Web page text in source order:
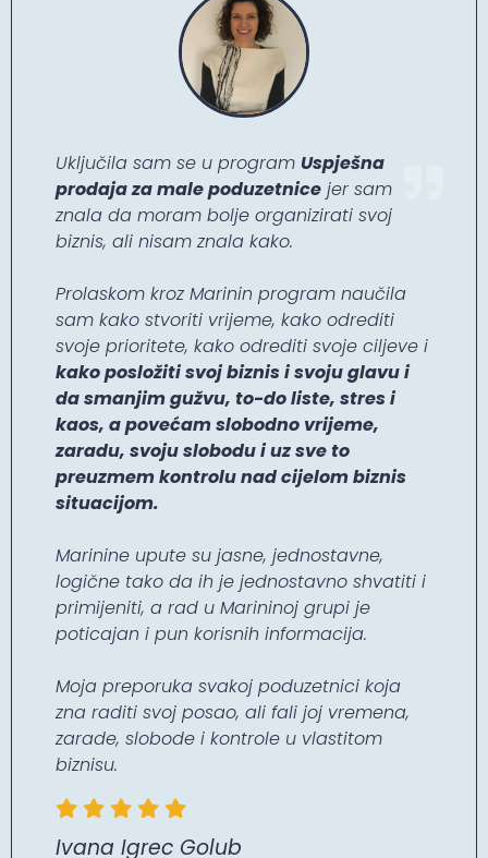
Uključila sam se u program Uspješna
prodaja za male poduzetnice jer sam
znala da moram bolje organizirati svoj
biznis, ali nisam znala kako.
Prolaskom kroz Marinin program naučila
sam kako stvoriti vrijeme, kako odrediti
svoje prioritete, kako odrediti svoje ciljeve i
kako posložiti svoj biznis i svoju glavu i
da smanjim gužvu, to-do liste, stres i
kaos, a povećam slobodno vrijeme,
zaradu, svoju slobodu i uz sve to
preuzmem kontrolu nad cijelom biznis
situacijom.
Marinine upute su jasne, jednostavne,
logične tako da ih je jednostavno shvatiti i
primijeniti, a rad u Marininoj grupi je
poticajan i pun korisnih informacija.
Moja preporuka svakoj poduzetnici koja
zna raditi svoj posao, ali fali joj vremena,
zarade, slobode i kontrole u vlastitom
biznisu.
Ivana Igrec Golub